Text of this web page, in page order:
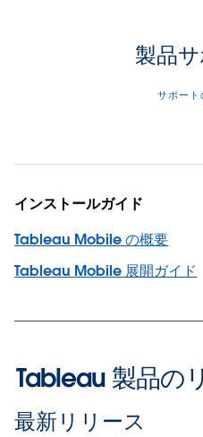
製品
サポート
インストールガイド
Tableau Mobile の概要
Tableau Mobile 展開ガイド
Tableau 製品の
最新リリース